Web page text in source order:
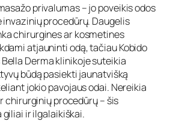
privalumas – jo poveikis odos
procedūrų. Daugelis
chirurgines ar kosmetines
atjauninti odą, tačiauKobido
Derma klinikojesuteikia
būdą pasiekti jaunatvišką
jokio pavojaus odai. Nereikia
chirurginių procedūrų – šis
giliai ir ilgalaikiškai.